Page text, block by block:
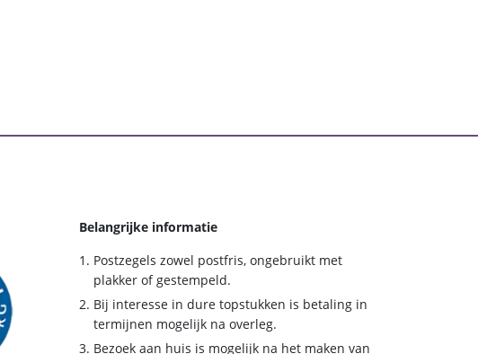
Belangrijke informatie
Postzegels zowel postfris, ongebruikt met
plakker of gestempeld.
Bij interesse in dure topstukken is betaling in
termijnen mogelijk na overleg.
Bezoek aan huis is mogelijk na het maken van